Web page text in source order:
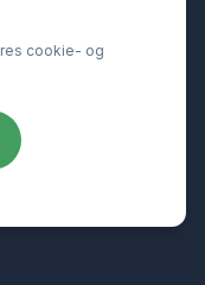
cookie- og